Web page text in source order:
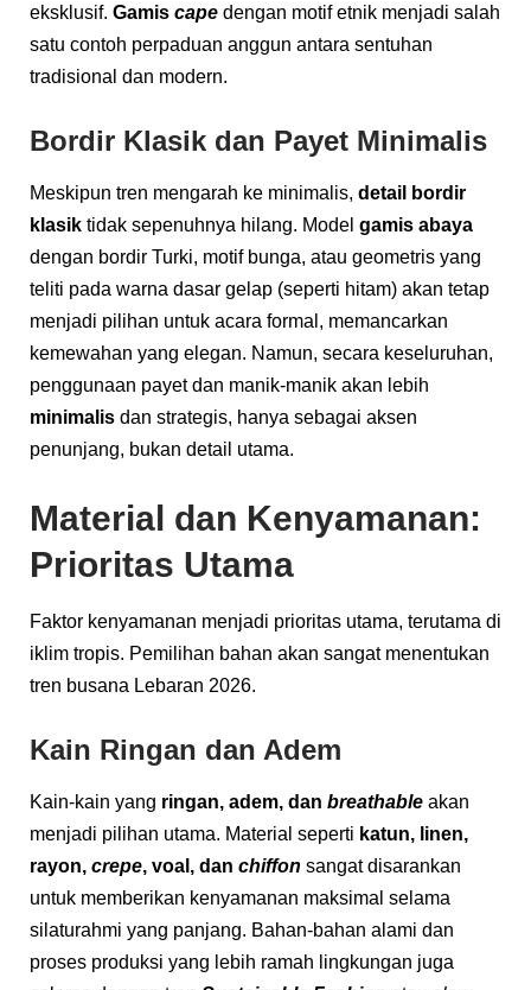
eksklusif. Gamis cape dengan motif etnik menjadi salah
satu contoh perpaduan anggun antara sentuhan
tradisional dan modern.
Bordir Klasik dan Payet Minimalis
Meskipun tren mengarah ke minimalis, detail bordir
klasik tidak sepenuhnya hilang. Model gamis abaya
dengan bordir Turki, motif bunga, atau geometris yang
teliti pada warna dasar gelap (seperti hitam) akan tetap
menjadi pilihan untuk acara formal, memancarkan
kemewahan yang elegan. Namun, secara keseluruhan,
penggunaan payet dan manik-manik akan lebih
minimalis dan strategis, hanya sebagai aksen
penunjang, bukan detail utama.
Material dan Kenyamanan:
Prioritas Utama
Faktor kenyamanan menjadi prioritas utama, terutama di
iklim tropis. Pemilihan bahan akan sangat menentukan
tren busana Lebaran 2026.
Kain Ringan dan Adem
Kain-kain yang ringan, adem, dan breathable akan
menjadi pilihan utama. Material seperti katun, linen,
rayon, crepe, voal, dan chiffon sangat disarankan
untuk memberikan kenyamanan maksimal selama
silaturahmi yang panjang. Bahan-bahan alami dan
proses produksi yang lebih ramah lingkungan juga